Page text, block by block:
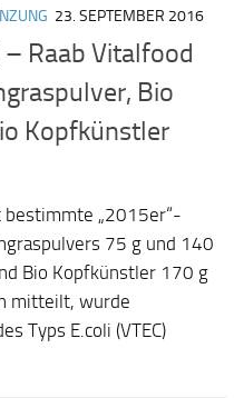
23. SEPTEMBER 2016
– Raab Vitalfood
Bio
Kopfkünstler
bestimmte „2015er“-
75 g und 140
Bio Kopfkünstler 170 g
mitteilt, wurde
Typs E.coli (VTEC)